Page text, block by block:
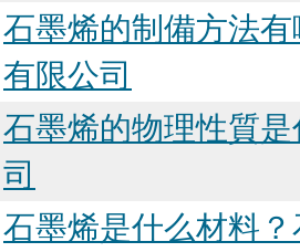
石墨烯的制備方法
有限公司
石墨烯的物理性質
司
石墨烯是什么材料